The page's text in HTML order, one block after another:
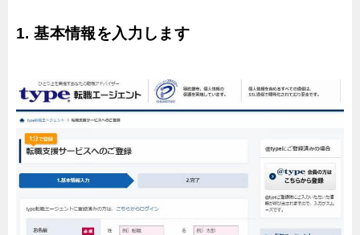
1. 基本情報を入力します